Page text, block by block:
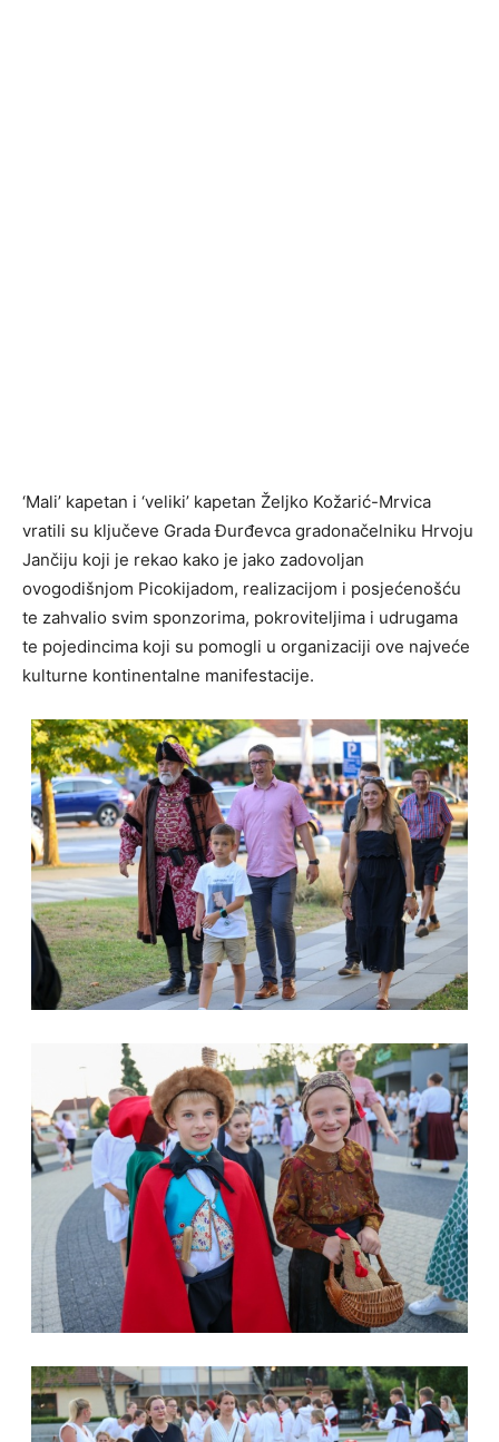
‘Mali’ kapetan i ‘veliki’ kapetan Željko Kožarić-Mrvica
vratili su ključeve Grada Đurđevca gradonačelniku Hrvoju
Jančiju koji je rekao kako je jako zadovoljan
ovogodišnjom Picokijadom, realizacijom i posjećenošću
te zahvalio svim sponzorima, pokroviteljima i udrugama
te pojedincima koji su pomogli u organizaciji ove najveće
kulturne kontinentalne manifestacije.